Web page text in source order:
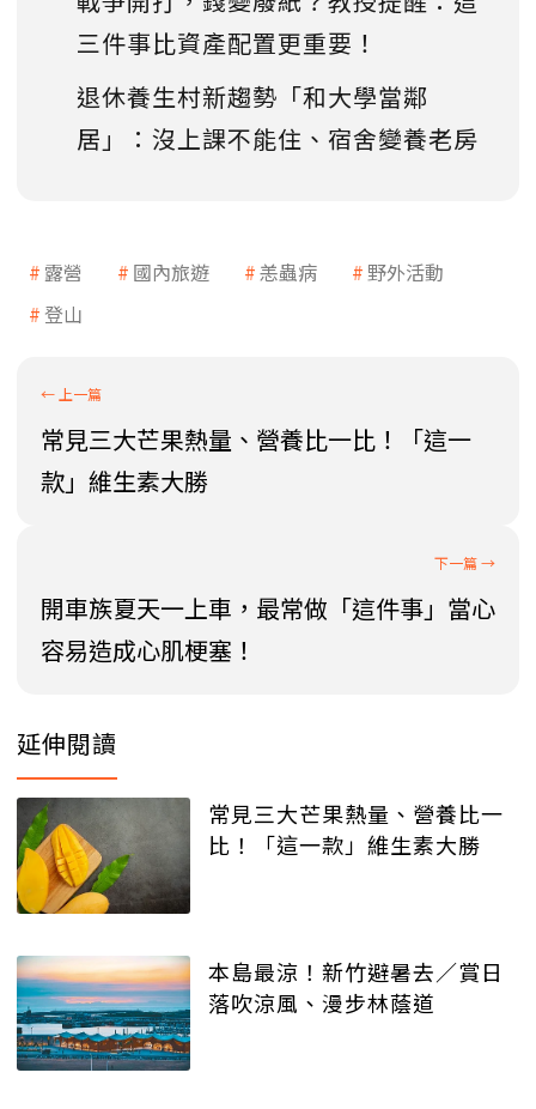
三件事比資產配置更重要！
退休養生村新趨勢「和大學當鄰
居」：沒上課不能住、宿舍變養老房
露營 國內旅遊 恙蟲病
野外活動
登山
常見三大芒果熱量、營養比一比！「這一
款」維生素大勝
開車族夏天一上車，最常做「這件事」當心
容易造成心肌梗塞！
延伸閱讀
常見三大芒果熱量、營養比一
比！「這一款」維生素大勝
本島最涼！新竹避暑去／賞日
落吹涼風、漫步林蔭道